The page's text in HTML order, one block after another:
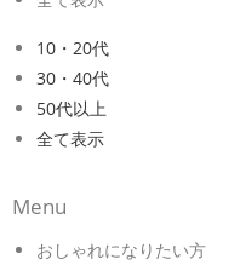
10・20代
30・40代
50代以上
全て表示
Menu
おしゃれになりたい方